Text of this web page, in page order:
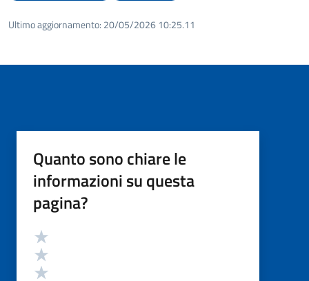
Ultimo aggiornamento: 20/05/2026 10:25.11
Quanto sono chiare le
informazioni su questa
pagina?
Valutazione